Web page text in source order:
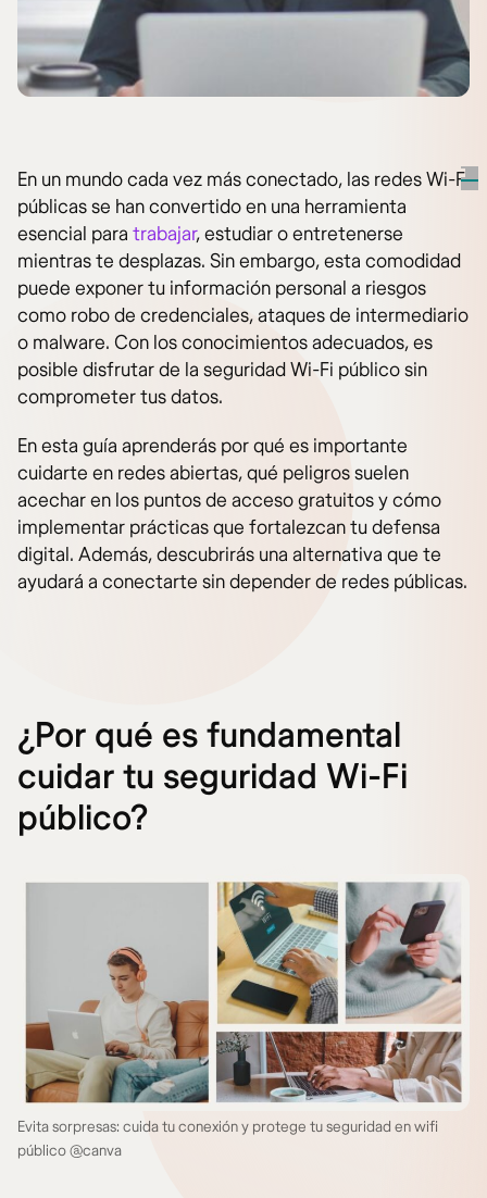
En un mundo cada vez más conectado, las redes Wi-Fi
públicas se han convertido en una herramienta
esencial para trabajar, estudiar o entretenerse
mientras te desplazas. Sin embargo, esta comodidad
puede exponer tu información personal a riesgos
como robo de credenciales, ataques de intermediario
o malware. Con los conocimientos adecuados, es
posible disfrutar de la seguridad Wi-Fi público sin
comprometer tus datos.
En esta guía aprenderás por qué es importante
cuidarte en redes abiertas, qué peligros suelen
acechar en los puntos de acceso gratuitos y cómo
implementar prácticas que fortalezcan tu defensa
digital. Además, descubrirás una alternativa que te
ayudará a conectarte sin depender de redes públicas.
¿Por qué es fundamental
cuidar tu seguridad Wi-Fi
público?
Evita sorpresas: cuida tu conexión y protege tu seguridad en wifi
público @canva